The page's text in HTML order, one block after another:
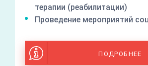
терапии (реабилитации)
Проведение мероприятий
ПОДРОБНЕЕ